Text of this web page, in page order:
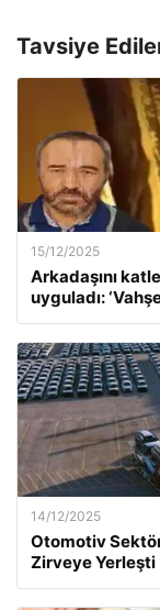
Tavsiye
15/12/2025
Arkadaşını
uyguladı:
14/12/2025
Otomotiv
Zirveye Yerleşti